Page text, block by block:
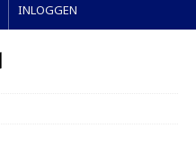
INLOGGEN